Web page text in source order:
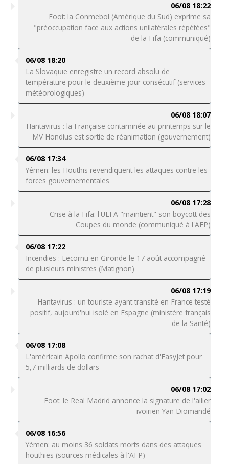
06/08 18:22
Foot: la Conmebol (Amérique du Sud) exprime sa
"préoccupation face aux actions unilatérales répétées"
de la Fifa (communiqué)
06/08 18:20
La Slovaquie enregistre un record absolu de
température pour le deuxième jour consécutif (services
météorologiques)
06/08 18:07
Hantavirus : la Française contaminée au printemps sur le
MV Hondius est sortie de réanimation (gouvernement)
06/08 17:34
Yémen: les Houthis revendiquent les attaques contre les
forces gouvernementales
06/08 17:28
Crise à la Fifa: l'UEFA "maintient" son boycott des
Coupes du monde (communiqué à l'AFP)
06/08 17:22
Incendies : Lecornu en Gironde le 17 août accompagné
de plusieurs ministres (Matignon)
06/08 17:19
Hantavirus : un touriste ayant transité en France testé
positif, aujourd'hui isolé en Espagne (ministère français
de la Santé)
06/08 17:08
L'américain Apollo confirme son rachat d'EasyJet pour
5,7 milliards de dollars
06/08 17:02
Foot: le Real Madrid annonce la signature de l'ailier
ivoirien Yan Diomandé
06/08 16:56
Yémen: au moins 36 soldats morts dans des attaques
houthies (sources médicales à l'AFP)